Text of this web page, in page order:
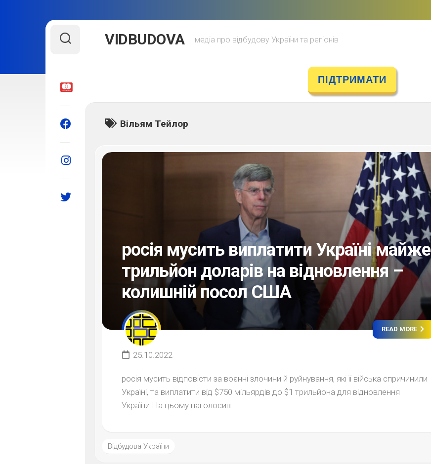
VIDBUDOVA медіа про відбудову України та регіонів
ПІДТРИМАТИ
Вільям Тейлор
росія мусить виплатити Україні майже
трильйон доларів на відновлення –
колишній посол США
READ MORE
25.10.2022
росія мусить відповісти за воєнні злочини й руйнування, які її війська спричинили
Україні, та виплатити від $750 мільярдів до $1 трильйона для відновлення
України.На цьому наголосив...
Відбудова України